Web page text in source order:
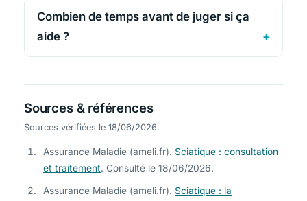
Combien de temps avant de juger si ça
aide ?
Sources & références
Sources vérifiées le 18/06/2026.
Assurance Maladie (ameli.fr). Sciatique : consultation
et traitement. Consulté le 18/06/2026.
Assurance Maladie (ameli.fr). Sciatique : la